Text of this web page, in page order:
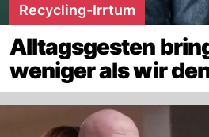
Recycling-Irrtum
Alltagsgesten
weniger als wir